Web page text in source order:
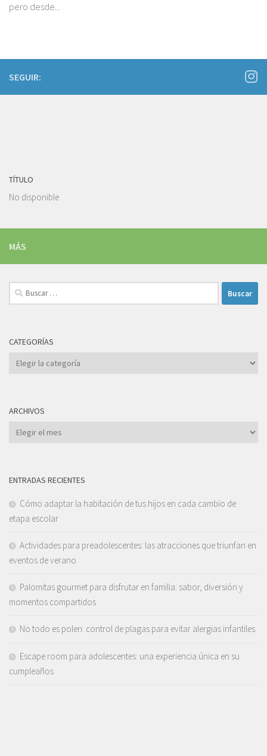
pero desde...
SEGUIR:
TÍTULO
No disponible
MÁS
Buscar:
CATEGORÍAS
Categorías
ARCHIVOS
Archivos
ENTRADAS RECIENTES
Cómo adaptar la habitación de tus hijos en cada cambio de
etapa escolar
Actividades para preadolescentes: las atracciones que triunfan en
eventos de verano
Palomitas gourmet para disfrutar en familia: sabor, diversión y
momentos compartidos
No todo es polen: control de plagas para evitar alergias infantiles.
Escape room para adolescentes: una experiencia única en su
cumpleaños